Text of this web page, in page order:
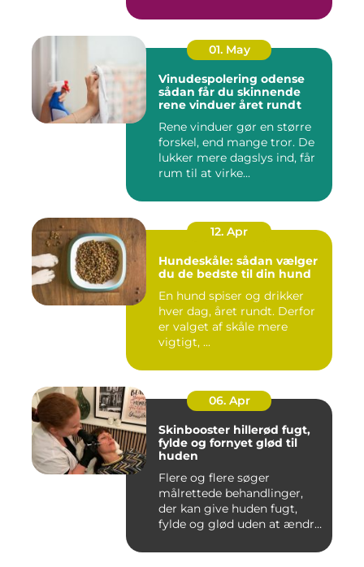
01. May
Vinudespolering odense
sådan får du skinnende
rene vinduer året rundt
Rene vinduer gør en større
forskel, end mange tror. De
lukker mere dagslys ind, får
rum til at virke...
12. Apr
Hundeskåle: sådan vælger
du de bedste til din hund
En hund spiser og drikker
hver dag, året rundt. Derfor
er valget af skåle mere
vigtigt, ...
06. Apr
Skinbooster hillerød fugt,
fylde og fornyet glød til
huden
Flere og flere søger
målrettede behandlinger,
der kan give huden fugt,
fylde og glød uden at ændre